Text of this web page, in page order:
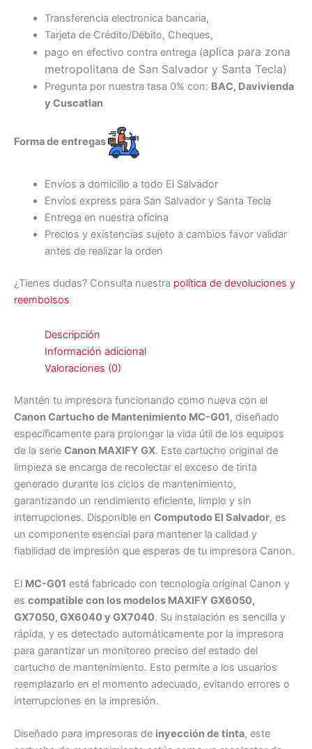
Transferencia electronica bancaria,
Tarjeta de Crédito/Débito, Cheques,
pago en efectivo contra entrega (aplica para zona
metropolitana de San Salvador y Santa Tecla)
Pregunta por nuestra tasa 0% con: BAC, Davivienda
y Cuscatlan
Forma de entregas
Envíos a domicilio a todo El Salvador
Envíos express para San Salvador y Santa Tecla
Entrega en nuestra oficina
Precios y existencias sujeto a cambios favor validar
antes de realizar la orden
¿Tienes dudas? Consulta nuestra política de devoluciones y
reembolsos
Descripción
Información adicional
Valoraciones (0)
Mantén tu impresora funcionando como nueva con el
Canon Cartucho de Mantenimiento MC-G01, diseñado
específicamente para prolongar la vida útil de los equipos
de la serie Canon MAXIFY GX. Este cartucho original de
limpieza se encarga de recolectar el exceso de tinta
generado durante los ciclos de mantenimiento,
garantizando un rendimiento eficiente, limpio y sin
interrupciones. Disponible en Computodo El Salvador, es
un componente esencial para mantener la calidad y
fiabilidad de impresión que esperas de tu impresora Canon.
El MC-G01 está fabricado con tecnología original Canon y
es compatible con los modelos MAXIFY GX6050,
GX7050, GX6040 y GX7040. Su instalación es sencilla y
rápida, y es detectado automáticamente por la impresora
para garantizar un monitoreo preciso del estado del
cartucho de mantenimiento. Esto permite a los usuarios
reemplazarlo en el momento adecuado, evitando errores o
interrupciones en la impresión.
Diseñado para impresoras de inyección de tinta, este